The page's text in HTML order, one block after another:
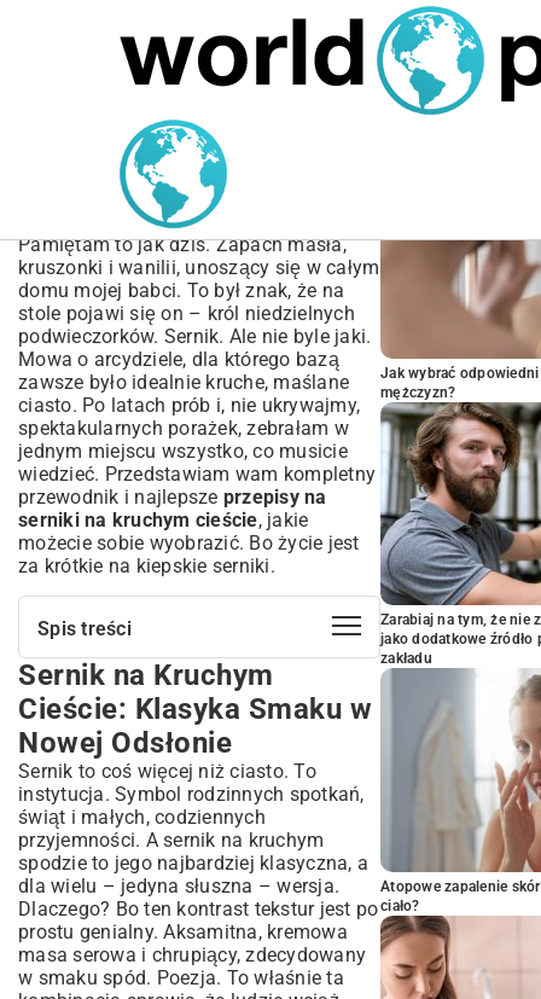
MARIUSZ ŁAMAGA 04.10.2025
Przepisy na Serniki na
Kruchym Cieście – Od
Klasyki po Nowoczesność
Pamiętam to jak dziś. Zapach masła,
kruszonki i wanilii, unoszący się w całym
domu mojej babci. To był znak, że na
stole pojawi się on – król niedzielnych
podwieczorków. Sernik. Ale nie byle jaki.
Mowa o arcydziele, dla którego bazą
zawsze było idealnie kruche, maślane
ciasto. Po latach prób i, nie ukrywajmy,
spektakularnych porażek, zebrałam w
jednym miejscu wszystko, co musicie
wiedzieć. Przedstawiam wam kompletny
przewodnik i najlepsze przepisy na
serniki na kruchym cieście, jakie
możecie sobie wyobrazić. Bo życie jest
za krótkie na kiepskie serniki.
Spis treści
Sernik na Kruchym Cieście: Klasyka
Smaku w Nowej Odsłonie
Sekret Idealnego Kruchego Spodu Pod
Sernik
Składniki na Kruche Ciasto: Co Jest
Kluczem?
Krok po Kroku: Jak Zrobić Perfekcyjny
Spód?
Tradycyjne Przepisy na Sernik na
Kruchym Cieście
Sernik Wiedeński na Kruchym Spodzie:
Ponadczasowy Klasyk
Sernik Krakowski z Kratką: Smak Nostalgii
Sernik na Kruchym
Cieście: Klasyka Smaku w
Nowej Odsłonie
Sernik to coś więcej niż ciasto. To
instytucja. Symbol rodzinnych spotkań,
świąt i małych, codziennych
przyjemności. A sernik na kruchym
spodzie to jego najbardziej klasyczna, a
dla wielu – jedyna słuszna – wersja.
Dlaczego? Bo ten kontrast tekstur jest po
prostu genialny. Aksamitna, kremowa
masa serowa i chrupiący, zdecydowany
w smaku spód. Poezja. To właśnie ta
Jak wybrać
mężczyzn?
Zarabiaj na tym, że nie
jako dodatkowe
zakładu
Atopowe zapalenie
ciało?